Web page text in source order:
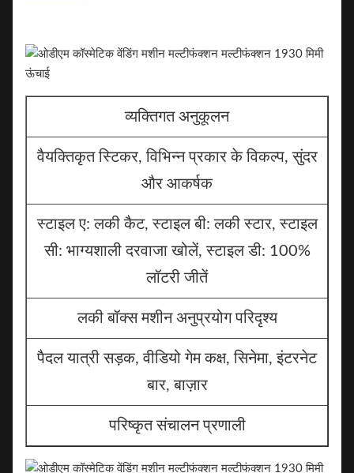
व्यक्तिगत अनुकूलन
वैयक्तिकृत स्टिकर, विभिन्न प्रकार के विकल्प, सुंदर
और आकर्षक
स्टाइल ए: लकी कैट, स्टाइल बी: लकी स्टार, स्टाइल
सी: भाग्यशाली दरवाजा खोलें, स्टाइल डी: 100%
लॉटरी जीतें
लकी बॉक्स मशीन अनुप्रयोग परिदृश्य
पैदल यात्री सड़क, वीडियो गेम कक्ष, सिनेमा, इंटरनेट
बार, बाज़ार
परिष्कृत संचालन प्रणाली